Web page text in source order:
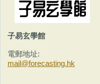
子易玄學館
電郵地址:
mail@forecasting.hk